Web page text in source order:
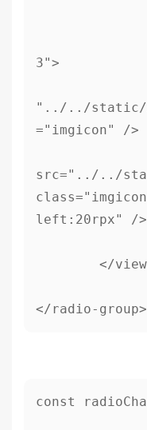
3">
"../../static/
="imgicon" />
src="../../
left:20rpx" /
</radio-group>
const